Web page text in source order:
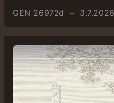
GEN 26972d – 3.7.2026